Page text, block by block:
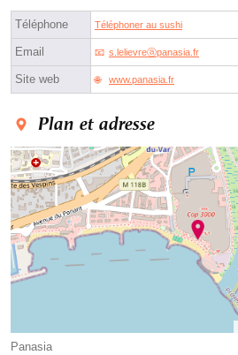
Téléphone Téléphoner au sushi
Email s.lelievreⓐpanasia.fr
Site web www.panasia.fr
Plan et adresse
Panasia